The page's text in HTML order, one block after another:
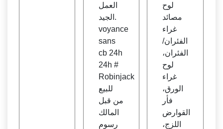
العمل
الجيد.
voyance
sans
cb 24h
24h #
Robinjack
للبيع
من قبل
المالك
رسوم
لوح
مصائد
غراء
الفئران/
الفئران،
لوح
غراء
الورق،
فأر
القوارض
اللزج،